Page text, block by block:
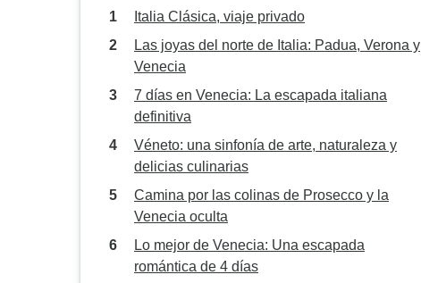
Italia Clásica, viaje privado
Las joyas del norte de Italia: Padua, Verona y
Venecia
7 días en Venecia: La escapada italiana
definitiva
Véneto: una sinfonía de arte, naturaleza y
delicias culinarias
Camina por las colinas de Prosecco y la
Venecia oculta
Lo mejor de Venecia: Una escapada
romántica de 4 días